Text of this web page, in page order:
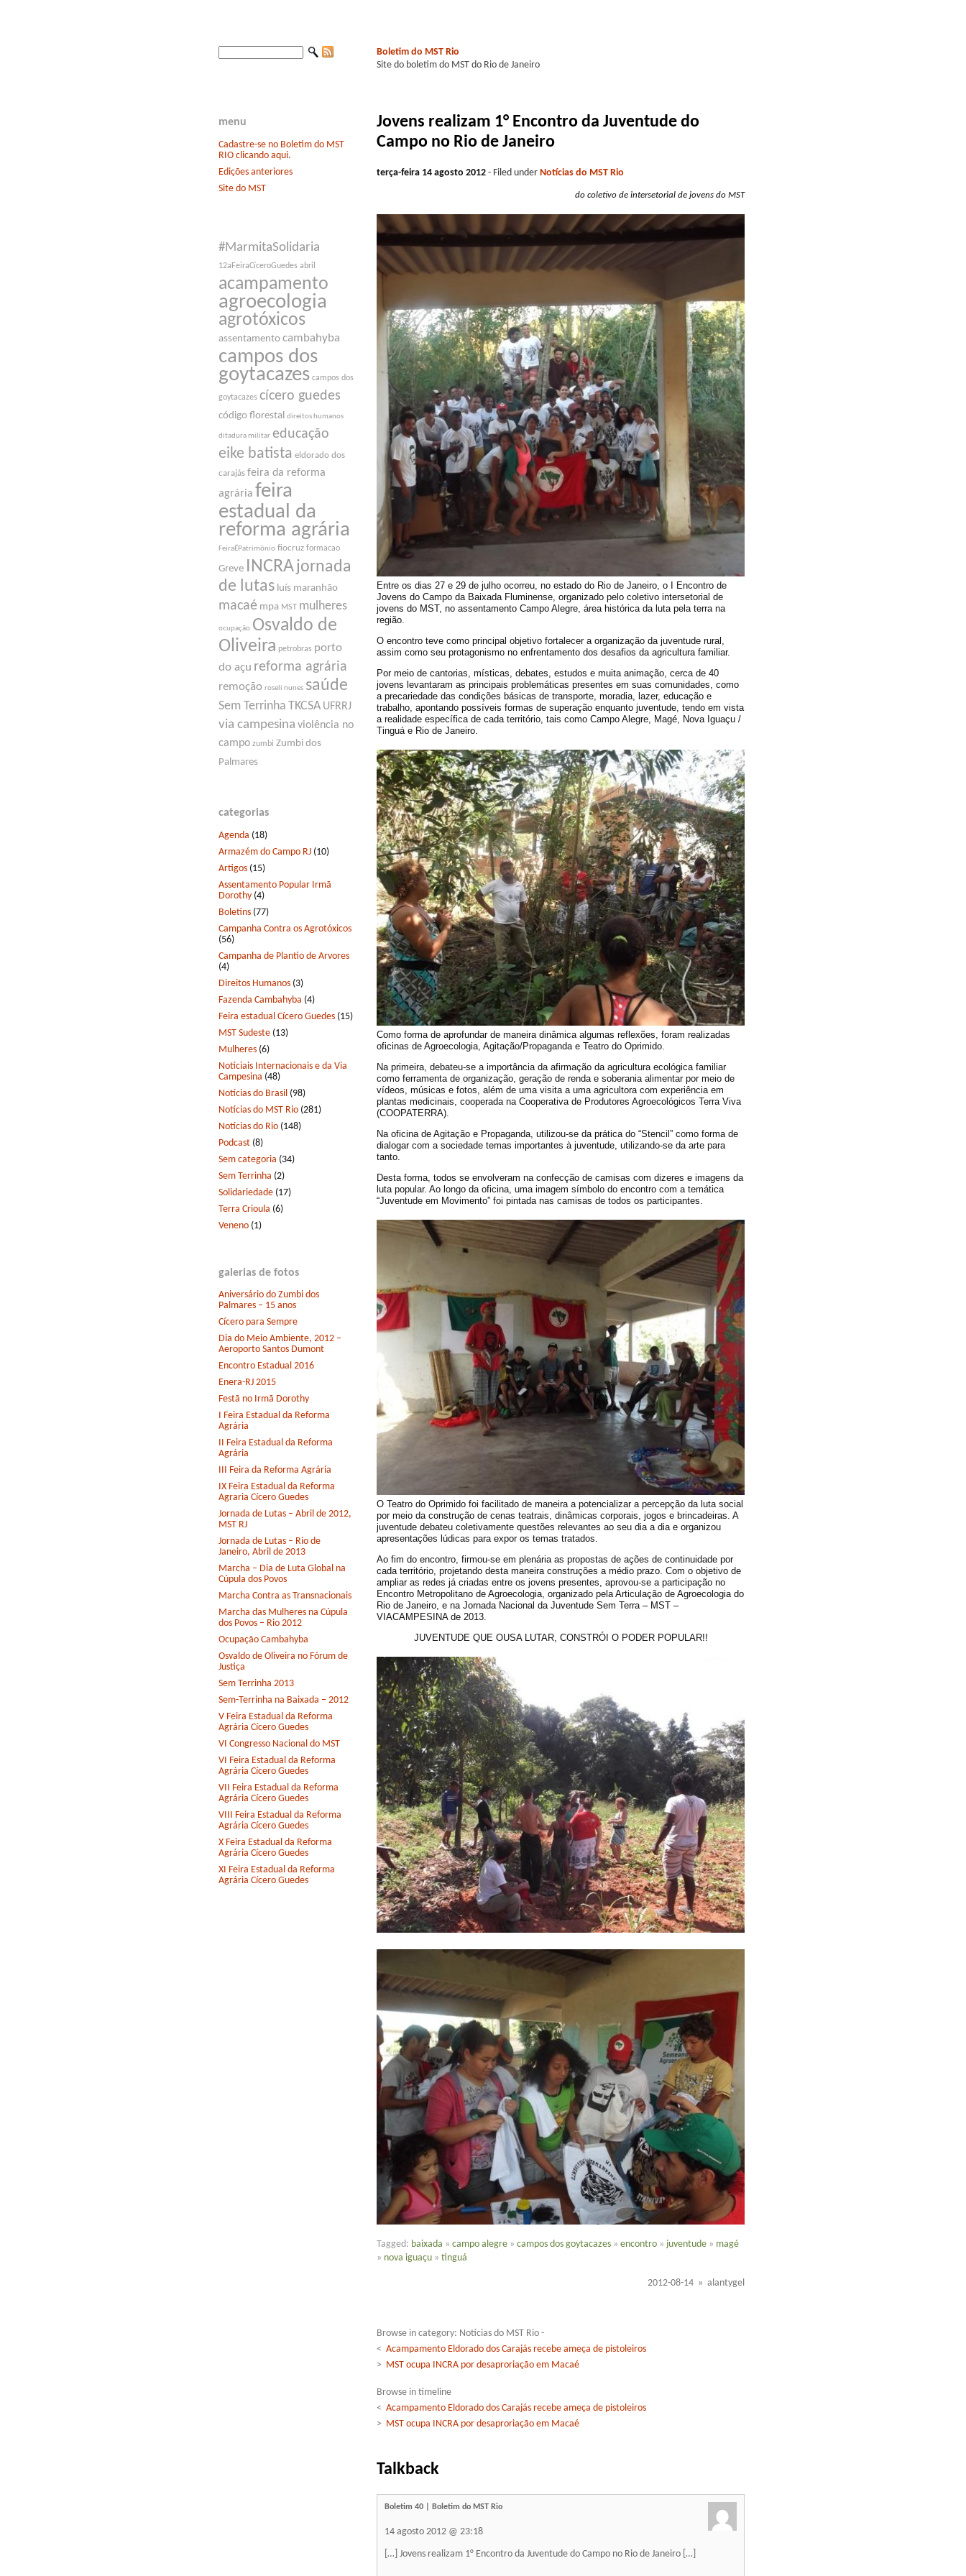
menu
Cadastre-se no Boletim do MST
RIO clicando aqui.
Edições anteriores
Site do MST
#MarmitaSolidaria
12aFeiraCíceroGuedes abril
acampamento
agroecologia
agrotóxicos
assentamento cambahyba
campos dos
goytacazes campos dos
goytacazes cícero guedes
código florestal direitos humanos
ditadura militar educação
eike batista eldorado dos
carajás feira da reforma
agrária feira
estadual da
reforma agrária
FeiraÉPatrimônio fiocruz formacao
Greve INCRA jornada
de lutas luís maranhão
macaé mpa MST mulheres
ocupação Osvaldo de
Oliveira petrobras porto
do açu reforma agrária
remoção roseli nunes saúde
Sem Terrinha TKCSA UFRRJ
via campesina violência no
campo zumbi Zumbi dos
Palmares
categorias
Agenda (18)
Armazém do Campo RJ (10)
Artigos (15)
Assentamento Popular Irmã
Dorothy (4)
Boletins (77)
Campanha Contra os Agrotóxicos
(56)
Campanha de Plantio de Arvores
(4)
Direitos Humanos (3)
Fazenda Cambahyba (4)
Feira estadual Cícero Guedes (15)
MST Sudeste (13)
Mulheres (6)
Notíciais Internacionais e da Via
Campesina (48)
Notícias do Brasil (98)
Notícias do MST Rio (281)
Notícias do Rio (148)
Podcast (8)
Sem categoria (34)
Sem Terrinha (2)
Solidariedade (17)
Terra Crioula (6)
Veneno (1)
galerias de fotos
Aniversário do Zumbi dos
Palmares – 15 anos
Cícero para Sempre
Dia do Meio Ambiente, 2012 –
Aeroporto Santos Dumont
Encontro Estadual 2016
Enera-RJ 2015
Festã no Irmã Dorothy
I Feira Estadual da Reforma
Agrária
II Feira Estadual da Reforma
Agrária
III Feira da Reforma Agrária
IX Feira Estadual da Reforma
Agraria Cícero Guedes
Jornada de Lutas – Abril de 2012,
MST RJ
Jornada de Lutas – Rio de
Janeiro, Abril de 2013
Marcha – Dia de Luta Global na
Cúpula dos Povos
Marcha Contra as Transnacionais
Marcha das Mulheres na Cúpula
dos Povos – Rio 2012
Ocupação Cambahyba
Osvaldo de Oliveira no Fórum de
Justiça
Sem Terrinha 2013
Sem-Terrinha na Baixada – 2012
V Feira Estadual da Reforma
Agrária Cícero Guedes
VI Congresso Nacional do MST
VI Feira Estadual da Reforma
Agrária Cícero Guedes
VII Feira Estadual da Reforma
Agrária Cícero Guedes
VIII Feira Estadual da Reforma
Agrária Cícero Guedes
X Feira Estadual da Reforma
Agrária Cícero Guedes
XI Feira Estadual da Reforma
Agrária Cícero Guedes
Boletim do MST Rio
Site do boletim do MST do Rio de Janeiro
Jovens realizam 1° Encontro da Juventude do
Campo no Rio de Janeiro
terça-feira 14 agosto 2012 - Filed under Notícias do MST Rio
do coletivo de intersetorial de jovens do MST
Entre os dias 27 e 29 de julho ocorreu, no estado do Rio de Janeiro, o I Encontro de
Jovens do Campo da Baixada Fluminense, organizado pelo coletivo intersetorial de
jovens do MST, no assentamento Campo Alegre, área histórica da luta pela terra na
região.
O encontro teve como principal objetivo fortalecer a organização da juventude rural,
assim como seu protagonismo no enfrentamento dos desafios da agricultura familiar.
Por meio de cantorias, místicas, debates, estudos e muita animação, cerca de 40
jovens levantaram as principais problemáticas presentes em suas comunidades, como
a precariedade das condições básicas de transporte, moradia, lazer, educação e
trabalho, apontando possíveis formas de superação enquanto juventude, tendo em vista
a realidade específica de cada território, tais como Campo Alegre, Magé, Nova Iguaçu /
Tinguá e Rio de Janeiro.
Como forma de aprofundar de maneira dinâmica algumas reflexões, foram realizadas
oficinas de Agroecologia, Agitação/Propaganda e Teatro do Oprimido.
Na primeira, debateu-se a importância da afirmação da agricultura ecológica familiar
como ferramenta de organização, geração de renda e soberania alimentar por meio de
vídeos, músicas e fotos, além de uma visita a uma agricultora com experiência em
plantas medicinais, cooperada na Cooperativa de Produtores Agroecológicos Terra Viva
(COOPATERRA).
Na oficina de Agitação e Propaganda, utilizou-se da prática do “Stencil” como forma de
dialogar com a sociedade temas importantes à juventude, utilizando-se da arte para
tanto.
Desta forma, todos se envolveram na confecção de camisas com dizeres e imagens da
luta popular. Ao longo da oficina, uma imagem símbolo do encontro com a temática
“Juventude em Movimento” foi pintada nas camisas de todos os participantes.
O Teatro do Oprimido foi facilitado de maneira a potencializar a percepção da luta social
por meio da construção de cenas teatrais, dinâmicas corporais, jogos e brincadeiras. A
juventude debateu coletivamente questões relevantes ao seu dia a dia e organizou
apresentações lúdicas para expor os temas tratados.
Ao fim do encontro, firmou-se em plenária as propostas de ações de continuidade por
cada território, projetando desta maneira construções a médio prazo. Com o objetivo de
ampliar as redes já criadas entre os jovens presentes, aprovou-se a participação no
Encontro Metropolitano de Agroecologia, organizado pela Articulação de Agroecologia do
Rio de Janeiro, e na Jornada Nacional da Juventude Sem Terra – MST –
VIACAMPESINA de 2013.
JUVENTUDE QUE OUSA LUTAR, CONSTRÓI O PODER POPULAR!!
Tagged: baixada » campo alegre » campos dos goytacazes » encontro » juventude » magé
» nova iguaçu » tinguá
2012-08-14 » alantygel
Browse in category: Notícias do MST Rio -
< Acampamento Eldorado dos Carajás recebe ameça de pistoleiros
> MST ocupa INCRA por desaproriação em Macaé
Browse in timeline
< Acampamento Eldorado dos Carajás recebe ameça de pistoleiros
> MST ocupa INCRA por desaproriação em Macaé
Talkback
Boletim 40 | Boletim do MST Rio
14 agosto 2012 @ 23:18
[…] Jovens realizam 1° Encontro da Juventude do Campo no Rio de Janeiro […]